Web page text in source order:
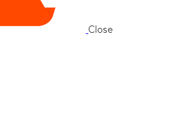
Close